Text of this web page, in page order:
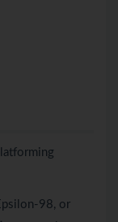
98, or